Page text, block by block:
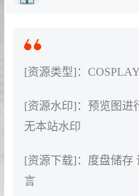
[资源类型]：COSPLAY
[资源水印]：预览图进
无本站水印
[资源下载]：度盘储存
言